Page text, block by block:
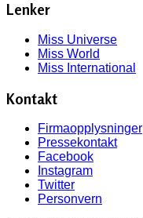
Lenker
Miss Universe
Miss World
Miss International
Kontakt
Firmaopplysninger
Pressekontakt
Facebook
Instagram
Twitter
Personvern